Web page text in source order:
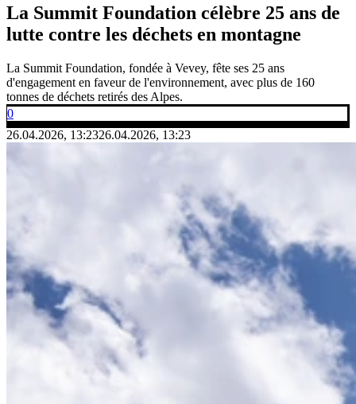
La Summit Foundation célèbre 25 ans de
lutte contre les déchets en montagne
La Summit Foundation, fondée à Vevey, fête ses 25 ans
d'engagement en faveur de l'environnement, avec plus de 160
tonnes de déchets retirés des Alpes.
0
26.04.2026, 13:2326.04.2026, 13:23